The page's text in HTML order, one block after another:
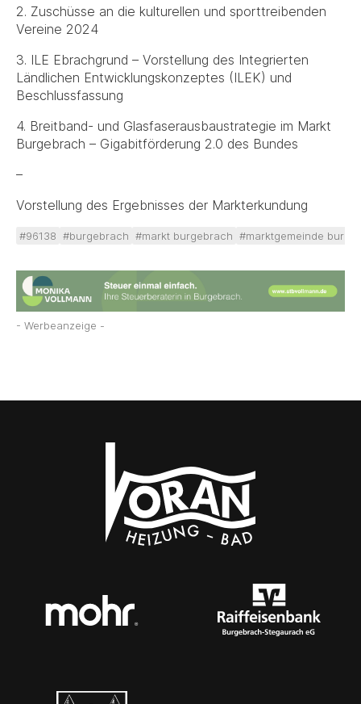
2. Zuschüsse an die kulturellen und sporttreibenden
Vereine 2024
3. ILE Ebrachgrund – Vorstellung des Integrierten
Ländlichen Entwicklungskonzeptes (ILEK) und
Beschlussfassung
4. Breitband- und Glasfaserausbaustrategie im Markt
Burgebrach – Gigabitförderung 2.0 des Bundes
–
Vorstellung des Ergebnisses der Markterkundung
#96138 #burgebrach #markt burgebrach #marktgemeinde
- Werbeanzeige -